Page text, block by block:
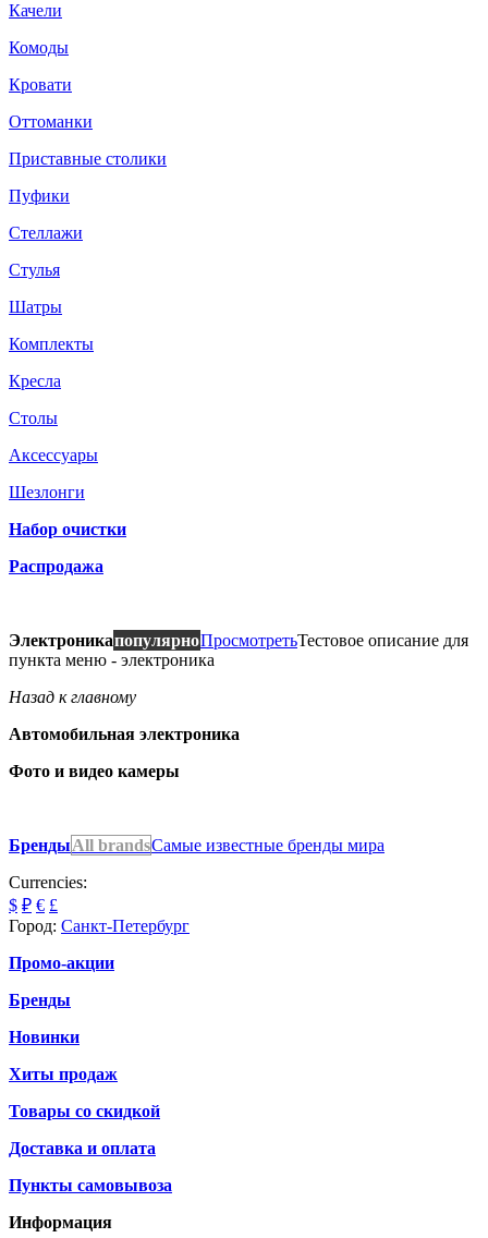
Качели
Комоды
Кровати
Оттоманки
Приставные столики
Пуфики
Стеллажи
Стулья
Шатры
Комплекты
Кресла
Столы
Аксессуары
Шезлонги
Набор очистки
Распродажа
ЭлектроникапопулярноПросмотретьТестовое описание для
пункта меню - электроника
Назад к главному
Автомобильная электроника
Фото и видео камеры
БрендыAll brandsСамые известные бренды мира
Currencies:
$ ₽ € £
Город: Санкт-Петербург
Промо-акции
Бренды
Новинки
Хиты продаж
Товары со скидкой
Доставка и оплата
Пункты самовывоза
Информация